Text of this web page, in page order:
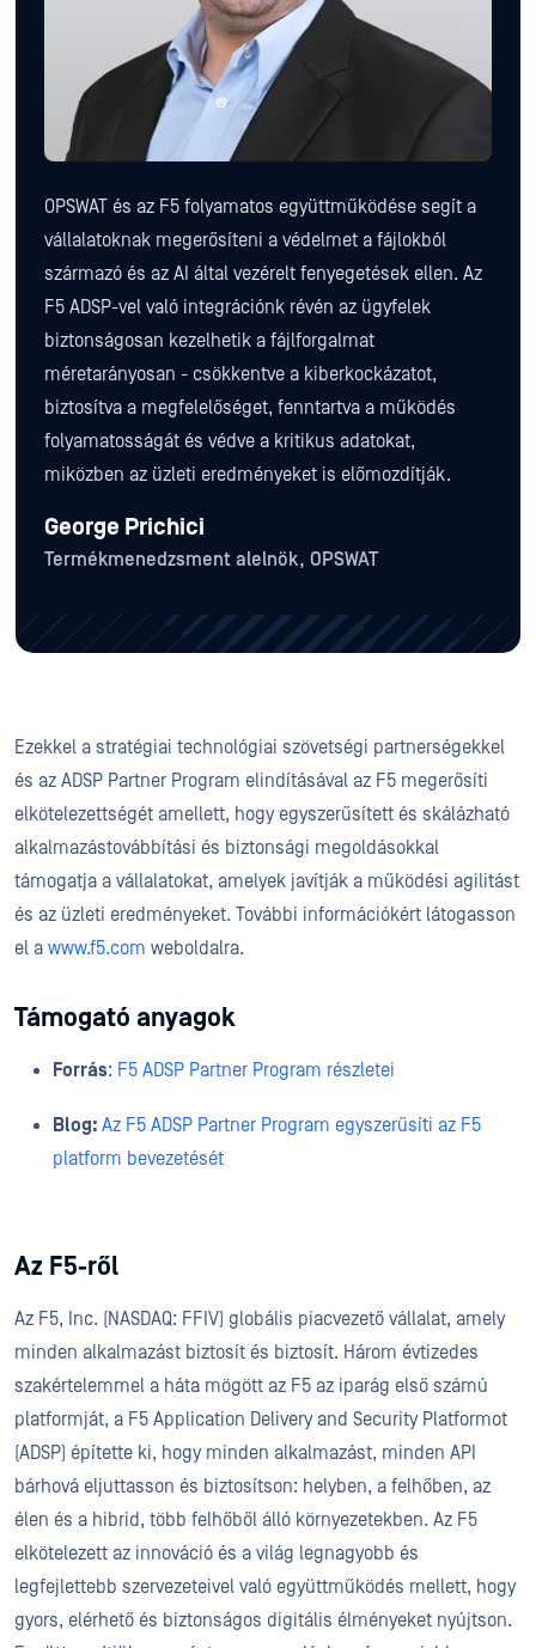
OPSWAT és az F5 folyamatos együttműködése segít a
vállalatoknak megerősíteni a védelmet a fájlokból
származó és az AI által vezérelt fenyegetések ellen. Az
F5 ADSP-vel való integrációnk révén az ügyfelek
biztonságosan kezelhetik a fájlforgalmat
méretarányosan - csökkentve a kiberkockázatot,
biztosítva a megfelelőséget, fenntartva a működés
folyamatosságát és védve a kritikus adatokat,
miközben az üzleti eredményeket is előmozdítják.
George Prichici
Termékmenedzsment alelnök, OPSWAT
Ezekkel a stratégiai technológiai szövetségi partnerségekkel
és az ADSP Partner Program elindításával az F5 megerősíti
elkötelezettségét amellett, hogy egyszerűsített és skálázható
alkalmazástovábbítási és biztonsági megoldásokkal
támogatja a vállalatokat, amelyek javítják a működési agilitást
és az üzleti eredményeket. További információkért látogasson
el a www.f5.com weboldalra.
Támogató anyagok
Forrás: F5 ADSP Partner Program részletei
Blog: Az F5 ADSP Partner Program egyszerűsíti az F5
platform bevezetését
Az F5-ről
Az F5, Inc. (NASDAQ: FFIV) globális piacvezető vállalat, amely
minden alkalmazást biztosít és biztosít. Három évtizedes
szakértelemmel a háta mögött az F5 az iparág első számú
platformját, a F5 Application Delivery and Security Platformot
(ADSP) építette ki, hogy minden alkalmazást, minden API
bárhová eljuttasson és biztosítson: helyben, a felhőben, az
élen és a hibrid, több felhőből álló környezetekben. Az F5
elkötelezett az innováció és a világ legnagyobb és
legfejlettebb szervezeteivel való együttműködés mellett, hogy
gyors, elérhető és biztonságos digitális élményeket nyújtson.